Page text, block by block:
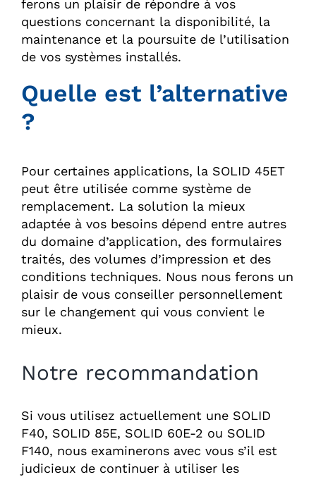
ferons un plaisir de répondre à vos
questions concernant la disponibilité, la
maintenance et la poursuite de l’utilisation
de vos systèmes installés.
Quelle est l’alternative
?
Pour certaines applications, la SOLID 45ET
peut être utilisée comme système de
remplacement. La solution la mieux
adaptée à vos besoins dépend entre autres
du domaine d’application, des formulaires
traités, des volumes d’impression et des
conditions techniques. Nous nous ferons un
plaisir de vous conseiller personnellement
sur le changement qui vous convient le
mieux.
Notre recommandation
Si vous utilisez actuellement une SOLID
F40, SOLID 85E, SOLID 60E-2 ou SOLID
F140, nous examinerons avec vous s’il est
judicieux de continuer à utiliser les